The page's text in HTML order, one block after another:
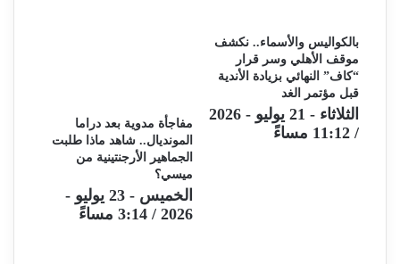
مفاجأة مدوية بعد دراما
المونديال.. شاهد ماذا طلبت
الجماهير الأرجنتينية من
ميسي؟
الخميس - 23 يوليو -
2026 / 3:14 مساءً
بالكواليس والأسماء.. نكشف
موقف الأهلي وسر قرار
“كاف” النهائي بزيادة الأندية
قبل مؤتمر الغد
الثلاثاء - 21 يوليو - 2026
/ 11:12 مساءً